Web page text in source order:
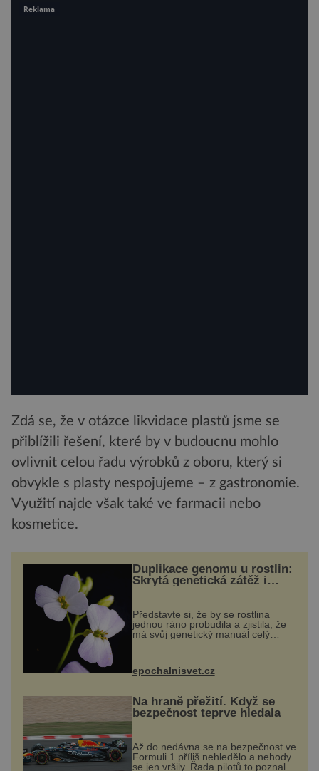
Zdá se, že v otázce likvidace plastů jsme se
přiblížili řešení, které by v budoucnu mohlo
ovlivnit celou řadu výrobků z oboru, který si
obvykle s plasty nespojujeme – z gastronomie.
Využití najde však také ve farmacii nebo
kosmetice.
Duplikace genomu u rostlin:
Skrytá genetická zátěž i
Představte si, že by se rostlina
jednou ráno probudila a zjistila, že
má svůj genetický manuál celý
výzkumu to může být pro druhy
vstupenka...
epochalnisvet.cz
Na hraně přežití. Když se
bezpečnost teprve hledala
Až do nedávna se na bezpečnost ve
Formuli 1 příliš nehledělo a nehody
se jen vršily. Řada pilotů to poznala
Reklama